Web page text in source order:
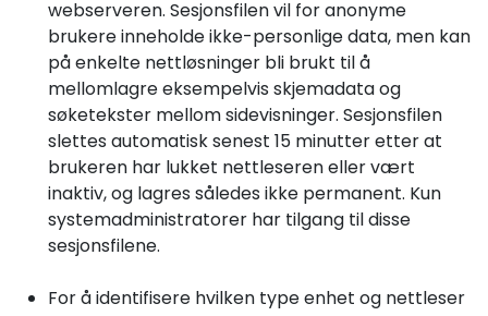
webserveren. Sesjonsfilen vil for anonyme
brukere inneholde ikke-personlige data, men kan
på enkelte nettløsninger bli brukt til å
mellomlagre eksempelvis skjemadata og
søketekster mellom sidevisninger. Sesjonsfilen
slettes automatisk senest 15 minutter etter at
brukeren har lukket nettleseren eller vært
inaktiv, og lagres således ikke permanent. Kun
systemadministratorer har tilgang til disse
sesjonsfilene.
For å identifisere hvilken type enhet og nettleser